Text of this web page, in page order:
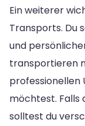
Ein weiterer
Transports. Du
und
transportieren
professionellen
möchtest. Falls
solltest du